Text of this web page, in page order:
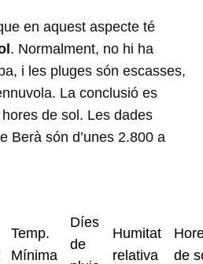
en aquest aspecte té
. Normalment, no hi ha
i les pluges són escasses,
La conclusió es
de sol. Les dades
Berà són d’unes 2.800 a
Temp.
Mínima
Díes
de
Humitat
relativa
de